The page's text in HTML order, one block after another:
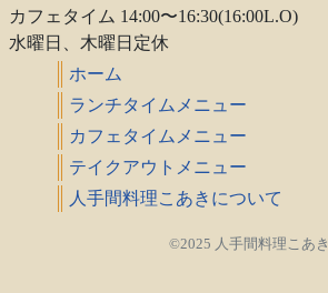
カフェタイム 14:00〜16:30(16:00L.O)
水曜日、木曜日定休
ホーム
ランチタイムメニュー
カフェタイムメニュー
テイクアウトメニュー
人手間料理こあきについて
©2025 人手間料理こあき